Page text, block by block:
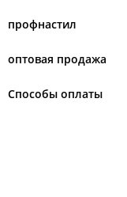
профнастил
оптовая продажа
Способы оплаты